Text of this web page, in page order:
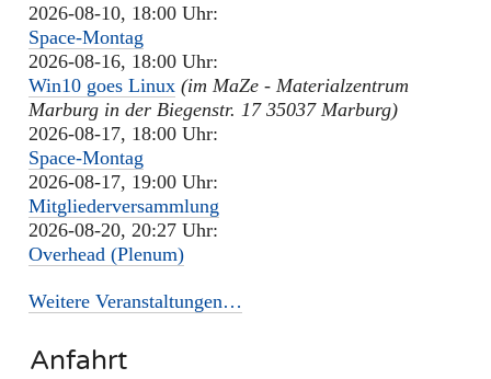
2026-08-10, 18:00 Uhr:
Space-Montag
2026-08-16, 18:00 Uhr:
Win10 goes Linux (im MaZe - Materialzentrum
Marburg in der Biegenstr. 17 35037 Marburg)
2026-08-17, 18:00 Uhr:
Space-Montag
2026-08-17, 19:00 Uhr:
Mitgliederversammlung
2026-08-20, 20:27 Uhr:
Overhead (Plenum)
Weitere Veranstaltungen…
Anfahrt